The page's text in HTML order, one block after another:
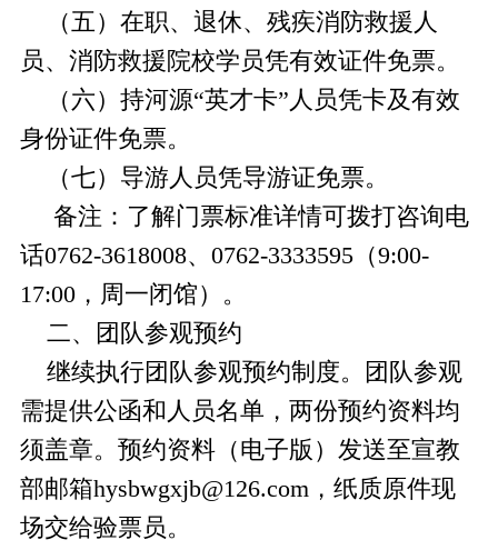
（五）在职、退休、残疾消防救援人
员、消防救援院校学员凭有效证件免票。
（六）持河源“英才卡”人员凭卡及有效
身份证件免票。
（七）导游人员凭导游证免票。
备注：了解门票标准详情可拨打咨询电
话0762-3618008、0762-3333595（9:00-
17:00，周一闭馆）。
二、团队参观预约
继续执行团队参观预约制度。团队参观
需提供公函和人员名单，两份预约资料均
须盖章。预约资料（电子版）发送至宣教
部邮箱hysbwgxjb@126.com，纸质原件现
场交给验票员。